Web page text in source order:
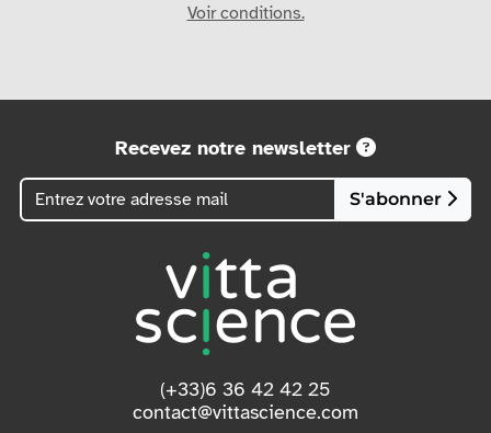
Voir conditions.
Recevez notre newsletter
S'abonner
(+33)6 36 42 42 25
contact@vittascience.com